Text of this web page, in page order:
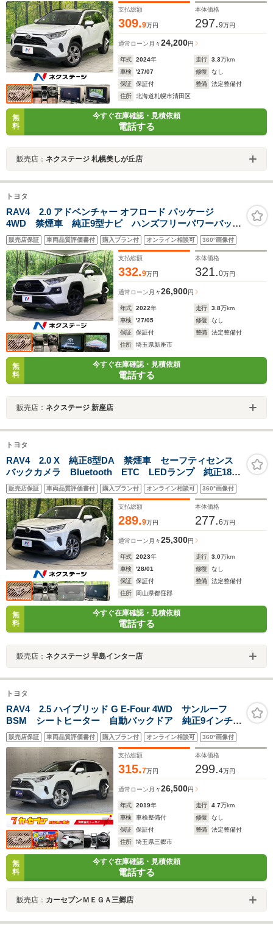
ETC
支払総額
309.9万円
本体価格
297.9万円
通常ローン 月々24,200円
年式 2024年 走行 3.3万km
車検
'27/07 修復
なし
保証
保証付 整備
法定整備付
住所
北海道札幌市清田区
無
料
今すぐ在庫確認・見積依頼
電話する
販売店： ネクステージ 札幌美しが丘店
トヨタ
RAV4 2.0 アドベンチャー オフロード パッケージ
4WD 禁煙車 純正9型ナビ ハンズフリーパワーバック
ドア セーフティセンス BSM RCTA 合皮スポーテ
ィシート シートヒーター ベンチレーション LEDヘ
ッド 純正18インチアルミ ステアリングヒーター
販売店保証 車両品質評価書付 購入プラン付 オンライン相談可 360°画像付
支払総額
332.9万円
本体価格
321.0万円
通常ローン 月々26,900円
年式 2022年 走行 3.8万km
車検
'27/05 修復
なし
保証
保証付 整備
法定整備付
住所
埼玉県新座市
無
料
今すぐ在庫確認・見積依頼
電話する
販売店： ネクステージ 新座店
トヨタ
RAV4 2.0 X 純正8型DA 禁煙車 セーフティセンス
バックカメラ Bluetooth ETC LEDランプ 純正18イ
ンチアルミ レーダークルーズ クリアランスソナー
ブレーキホールド
販売店保証 車両品質評価書付 購入プラン付 オンライン相談可 360°画像付
支払総額
289.9万円
本体価格
277.6万円
通常ローン 月々25,300円
年式 2023年 走行 3.0万km
車検
'28/01 修復
なし
保証
保証付 整備
法定整備付
住所
岡山県都窪郡
無
料
今すぐ在庫確認・見積依頼
電話する
販売店： ネクステージ 早島インター店
トヨタ
RAV4 2.5 ハイブリッド G E-Four 4WD サンルーフ
BSM シートヒーター 自動バックドア 純正9インチナ
ビ フルセグ Bluetooth接続可 CD・DVD再生可
4WD ETC2.0 ステアリングヒーター AC100V 純正
アルミホイール レーダークルーズ LED
販売店保証 車両品質評価書付 購入プラン付 オンライン相談可 360°画像付
支払総額
315.7万円
本体価格
299.4万円
通常ローン 月々26,500円
年式 2019年 走行 4.7万km
車検
車検整備付 修復
なし
保証
保証付 整備
法定整備付
住所
埼玉県三郷市
無
料
今すぐ在庫確認・見積依頼
電話する
販売店： カーセブンＭＥＧＡ三郷店